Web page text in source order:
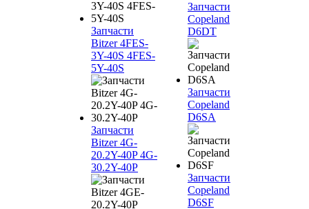
Запчасти
Bitzer 4FES-
3Y-40S 4FES-
5Y-40S
Запчасти
Bitzer 4G-
20.2Y-40P 4G-
30.2Y-40P
Запчасти
Copeland
D6DT
Запчасти
Copeland
D6SA
Запчасти
Copeland
D6SF